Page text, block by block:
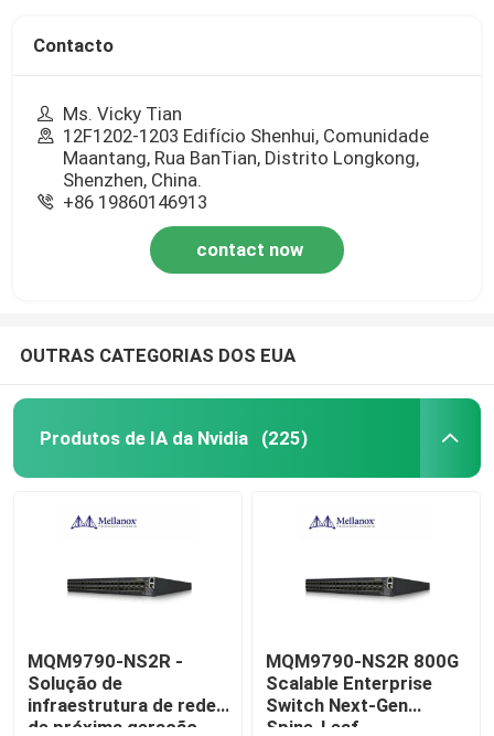
Contacto
Ms. Vicky Tian
12F1202-1203 Edifício Shenhui, Comunidade
Maantang, Rua BanTian, Distrito Longkong,
Shenzhen, China.
+86 19860146913
contact now
OUTRAS CATEGORIAS DOS EUA
Produtos de IA da Nvidia (225)
MQM9790-NS2R -
Solução de
infraestrutura de rede
de próxima geração
MQM9790-NS2R 800G
Scalable Enterprise
Switch Next-Gen
Spine-Leaf